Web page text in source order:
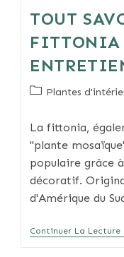
TOUT
FITTONIA
PostPlantes
La fittonia,
"plante
populaire grâce
décoratif.
d'Amérique du
Continuer La Lecture